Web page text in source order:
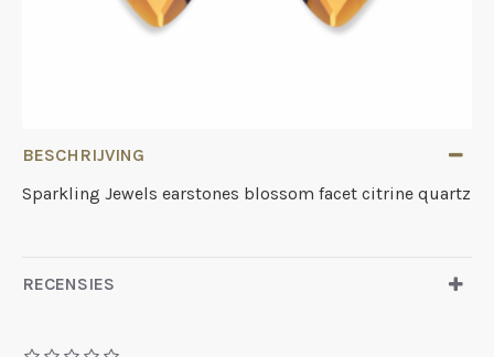
BESCHRIJVING
Sparkling Jewels earstones blossom facet citrine quartz
RECENSIES